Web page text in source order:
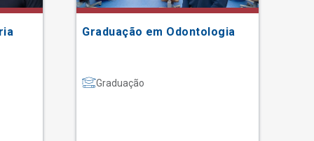
Graduação em Odontologia
Graduação